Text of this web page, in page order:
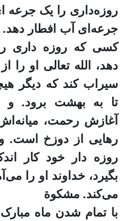
روزه‌داری را یک جرعه
جرعه‌ای آب افطار دهد.
کسی که روزه داری
دهد، الله تعالی او را
سیراب کند که دیگر
تا به بهشت برود. و
آغازش رحمت،
رهایی از دوزخ است.
روزه دار خود کار
بگیرد، خداوند او را
می‌کند. مشکوة
باتمام شدن ماه